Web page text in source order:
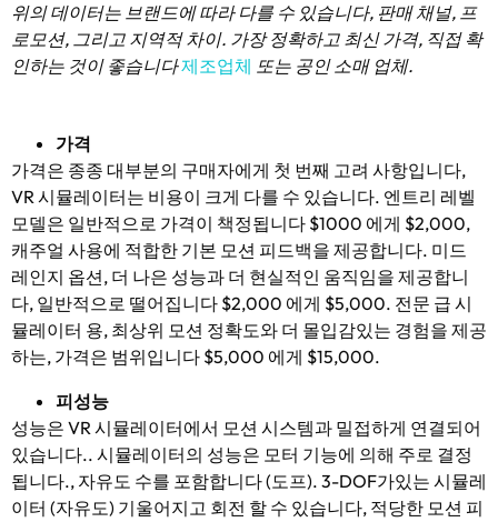
위의 데이터는 브랜드에 따라 다를 수 있습니다, 판매 채널, 프
로모션, 그리고 지역적 차이. 가장 정확하고 최신 가격, 직접 확
인하는 것이 좋습니다제조업체 또는 공인 소매 업체.
가격
가격은 종종 대부분의 구매자에게 첫 번째 고려 사항입니다,
VR 시뮬레이터는 비용이 크게 다를 수 있습니다. 엔트리 레벨
모델은 일반적으로 가격이 책정됩니다 $1000 에게 $2,000,
캐주얼 사용에 적합한 기본 모션 피드백을 제공합니다. 미드
레인지 옵션, 더 나은 성능과 더 현실적인 움직임을 제공합니
다, 일반적으로 떨어집니다 $2,000 에게 $5,000. 전문 급 시
뮬레이터 용, 최상위 모션 정확도와 더 몰입감있는 경험을 제공
하는, 가격은 범위입니다 $5,000 에게 $15,000.
피성능
성능은 VR 시뮬레이터에서 모션 시스템과 밀접하게 연결되어
있습니다.. 시뮬레이터의 성능은 모터 기능에 의해 주로 결정
됩니다., 자유도 수를 포함합니다 (도프). 3-DOF가있는 시뮬레
이터 (자유도) 기울어지고 회전 할 수 있습니다, 적당한 모션 피